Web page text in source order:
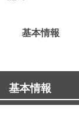
基本情報
基本情報